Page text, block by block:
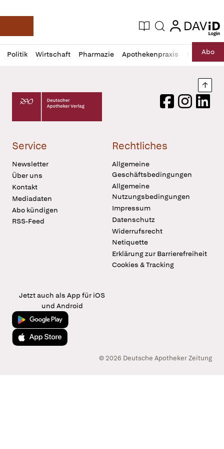
Deutsche Apotheker Zeitung
Aktuelle Ausgabe
Suche login
login
Politik Wirtschaft Pharmazie Apothekenpraxis RechtAbo
Profil
öffnen
Daz
Pur
Deutscher Apotheker Verlag Logo
FacebookInstagram
Service
Newsletter
Über uns
Kontakt
Mediadaten
Abo kündigen
RSS-Feed
Rechtliches
Allgemeine
Geschäftsbedingungen
Allgemeine
Nutzungsbedingungen
Impressum
Datenschutz
Widerrufsrecht
Netiquette
Erklärung zur Barrierefreiheit
Cookies & Tracking
Jetzt auch als App für iOS
und Android
Jetzt bei Google Play
Laden im App Store
© 2026 Deutsche Apotheker Zeitung